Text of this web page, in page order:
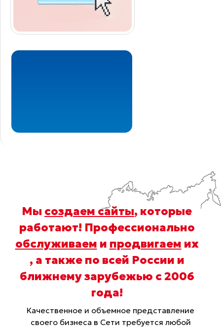
Мы создаем сайты, которые
работают! Профессионально
обслуживаем и продвигаем их
, а также по всей России и
ближнему зарубежью с 2006
года!
Качественное и объемное представление
своего бизнеса в Сети требуется любой